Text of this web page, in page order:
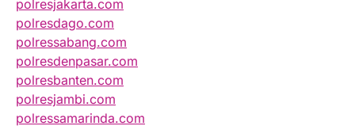
polresjakarta.com
polresdago.com
polressabang.com
polresdenpasar.com
polresbanten.com
polresjambi.com
polressamarinda.com